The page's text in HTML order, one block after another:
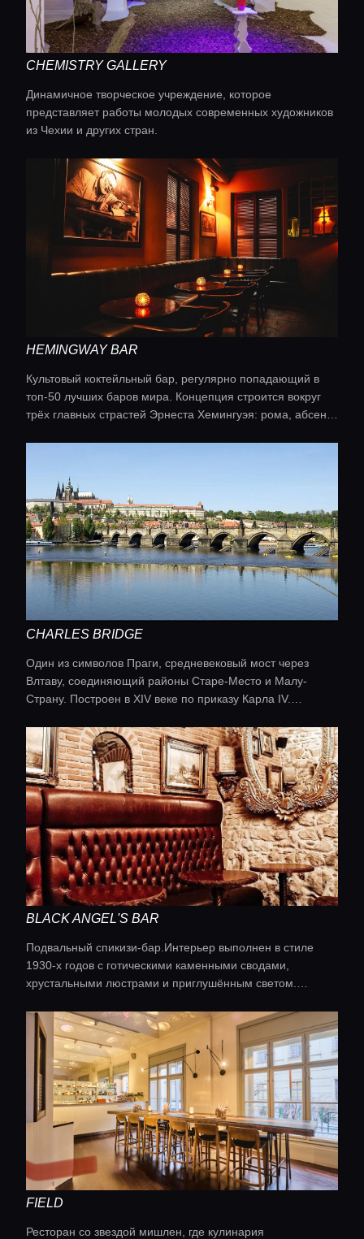
Консьерж сервис
Lifestyle журнал
CHEMISTRY GALLERY
Динамичное творческое учреждение, которое
представляет работы молодых современных художников
из Чехии и других стран.
HEMINGWAY BAR
Культовый коктейльный бар, регулярно попадающий в
топ-50 лучших баров мира. Концепция строится вокруг
трёх главных страстей Эрнеста Хемингуэя: рома, абсента
винтажные пишущие машинки. В меню — классические
коктейли и авторские напитки, каждый с историей из
жизни писателя.
CHARLES BRIDGE
Один из символов Праги, средневековый мост через
Влтаву, соединяющий районы Старе-Место и Малу-
Страну. Построен в XIV веке по приказу Карла IV.
Святого Яна Непомуцкого. С моста открываются
панорамные виды на город.
BLACK ANGEL'S BAR
Подвальный спикизи-бар.Интерьер выполнен в стиле
1930-х годов с готическими каменными сводами,
хрустальными люстрами и приглушённым светом.
дневникам легендарного чешского бармена Алоиса Крхи,
найденным при реконструкции бара. По вечерам здесь
играет живой пианист — от джаза до современных хитов.
FIELD
Ресторан со звездой мишлен, где кулинария